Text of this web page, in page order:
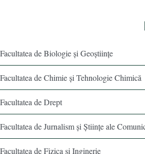
Facultatea de Biologie și Geoștiințe
Facultatea de Chimie şi Tehnologie Chimică
Facultatea de Drept
Facultatea de Jurnalism şi Ştiinţe ale
Facultatea de Fizica si Inginerie